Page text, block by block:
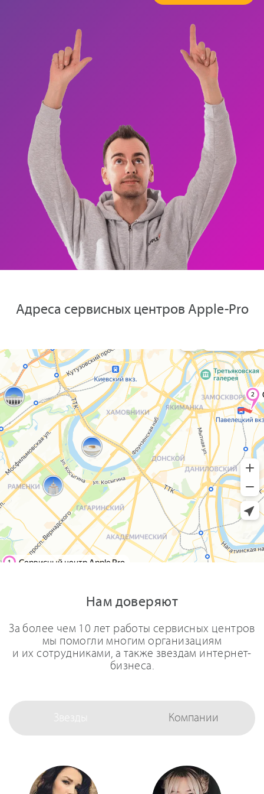
Адреса сервисных центров Apple-Pro
Нам доверяют
За более чем 10 лет работы сервисных центров
мы помогли многим организациям
и их сотрудниками, а также звездам интернет-
бизнеса.
Звезды Компании